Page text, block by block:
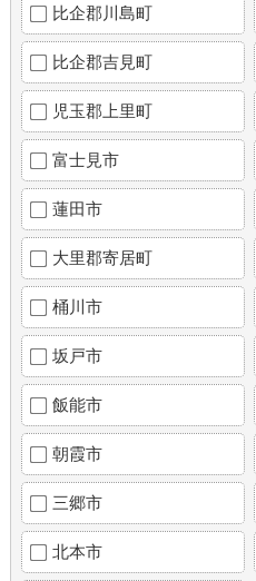
比企郡川島町
比企郡吉見町
児玉郡上里町
富士見市
蓮田市
大里郡寄居町
桶川市
坂戸市
飯能市
朝霞市
三郷市
北本市